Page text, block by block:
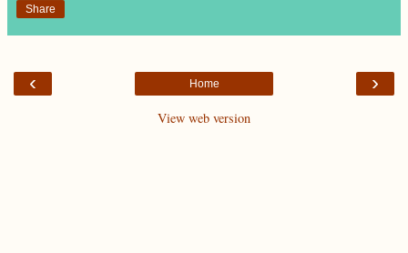
Share
‹ ›
Home
View web version